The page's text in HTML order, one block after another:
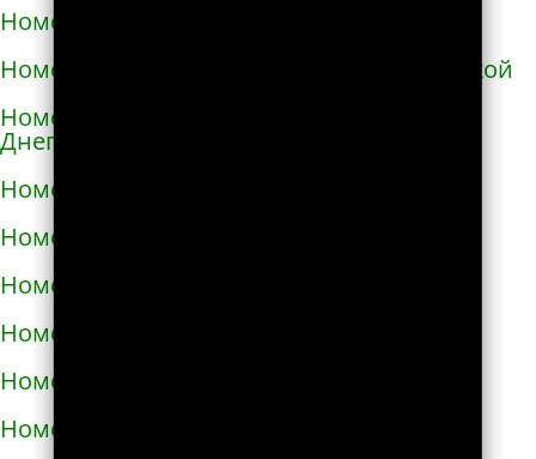
Номера телефонов такси в Каменке
Номера телефонов такси в Каменке-Бугской
Номера телефонов такси в Каменке-
Днепровской
Номера телефонов такси в Каменском
Номера телефонов такси в Каневе
Номера телефонов такси в Карловке
Номера телефонов такси в Каховке
Номера телефонов такси в Киверцах
Номера телефонов такси в Киеве